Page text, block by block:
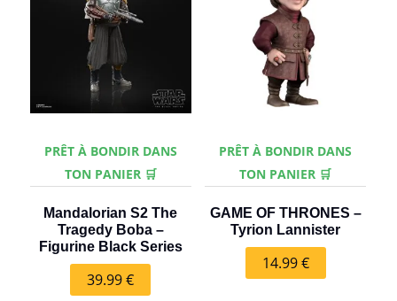
PRÊT À BONDIR DANS
TON PANIER 🛒
Mandalorian S2 The
Tragedy Boba –
Figurine Black Series
39.99€
PRÊT À BONDIR DANS
TON PANIER 🛒
GAME OF THRONES –
Tyrion Lannister
14.99€